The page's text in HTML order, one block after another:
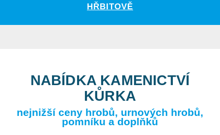
HŘBITOVĚ
NABÍDKA KAMENICTVÍ
KŮRKA
nejnižší ceny hrobů, urnových hrobů,
pomníku a doplňků